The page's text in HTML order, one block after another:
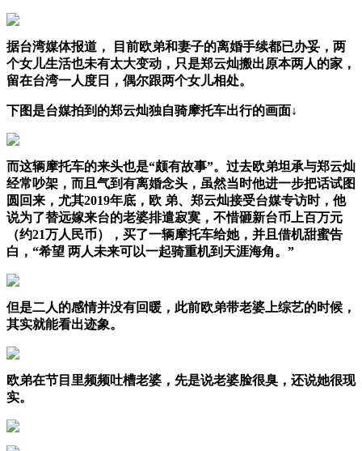
据台湾媒体报道， 目前欧弟和妻子的离婚手续都已办妥，两
个女儿生活也未有太大变动，只是郑云灿搬出原本两人的家，
留在台湾一人度日，偶尔跟两个女儿相处。
下图是台媒拍到的郑云灿独自骑摩托车出行的画面↓
而这辆摩托车的来头也是“颇有故事”。过去欧弟坦承与郑云灿
经常吵架，而且气到有离婚念头，虽然当时他进一步把话试图
圆回来，尤其2019年底，欧 弟、郑云灿接受台媒专访时，他
说为了替远嫁来台的老婆排遣寂寞，不惜砸新台币上百万元
（约21万人民币），买了一辆摩托车给她，并且借机甜蜜告
白，“希望 两人未来可以一起骑重机到天涯海角。”
但是二人的感情并没有回暖，此前欧弟带老婆上综艺的时候，
其实就能看出迹象。
欧弟在节目里频频吐槽老婆，先是说老婆脸很臭，还说她很现
实。